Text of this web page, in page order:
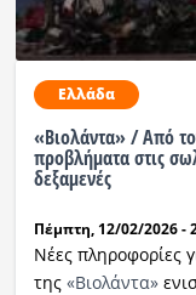
Ελλάδα
«Βιολάντα» / Από
προβλήματα στις
δεξαμενές
Πέμπτη, 12/02/2026 -
Nέες πληροφορίες
της «Βιολάντα»